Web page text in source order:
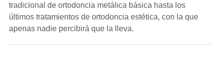
tradicional de ortodoncia metálica básica hasta los
últimos tratamientos de ortodoncia estética, con la que
apenas nadie percibirá que la lleva.